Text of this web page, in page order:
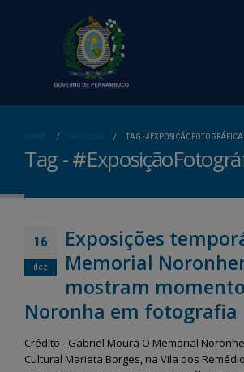
HOME NOTÍCIAS TAG -#EXPOSIÇÃOFOTOGRÁFICA
Tag -
16
dez
Exposições
Memorial
mostram
Noronha em fotografia
Crédito - Gabriel Moura O Memorial
Cultural Marieta Borges, na Vila dos